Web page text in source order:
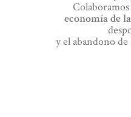
economía de
y el abandono